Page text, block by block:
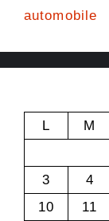
automobile
L
M
3
4
10
11